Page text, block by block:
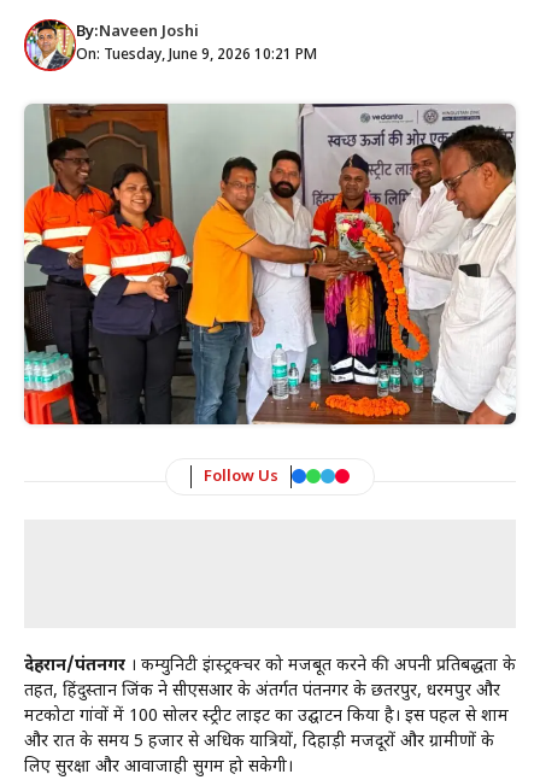
By:Naveen Joshi
On: Tuesday, June 9, 2026 10:21 PM
Follow Us
देहरादून/पंतनगर । कम्युनिटी इंफ्रास्ट्रक्चर को मजबूत करने की अपनी प्रतिबद्धता के
तहत, हिंदुस्तान जिंक ने सीएसआर के अंतर्गत पंतनगर के छतरपुर, धरमपुर और
मटकोटा गांवों में 100 सोलर स्ट्रीट लाइट का उद्घाटन किया है। इस पहल से शाम
और रात के समय 5 हजार से अधिक यात्रियों, दिहाड़ी मजदूरों और ग्रामीणों के
लिए सुरक्षा और आवाजाही सुगम हो सकेगी।